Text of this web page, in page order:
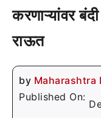
करणाऱ्यांवर
राऊत
by Maharashtra
Published On: